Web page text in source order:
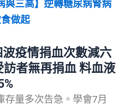
與三高】逆轉糖尿病腎病
做起
疫情捐血次數減六
訪者無再捐血 料血液
存量多次告急。學會7月